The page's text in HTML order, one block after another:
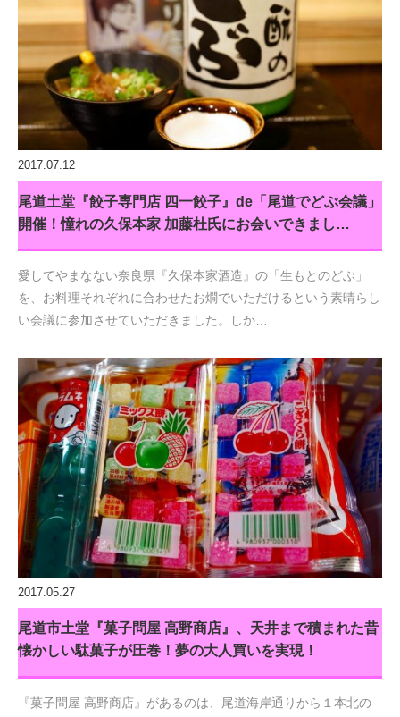
2017.07.12
尾道土堂『餃子専門店 四一餃子』de「尾道でどぶ会議」
開催！憧れの久保本家 加藤杜氏にお会いできまし…
愛してやまなない奈良県『久保本家酒造』の「生もとのどぶ」
を、お料理それぞれに合わせたお燗でいただけるという素晴らし
い会議に参加させていただきました。しか…
2017.05.27
尾道市土堂『菓子問屋 高野商店』、天井まで積まれた昔
懐かしい駄菓子が圧巻！夢の大人買いを実現！
『菓子問屋 高野商店』があるのは、尾道海岸通りから１本北の